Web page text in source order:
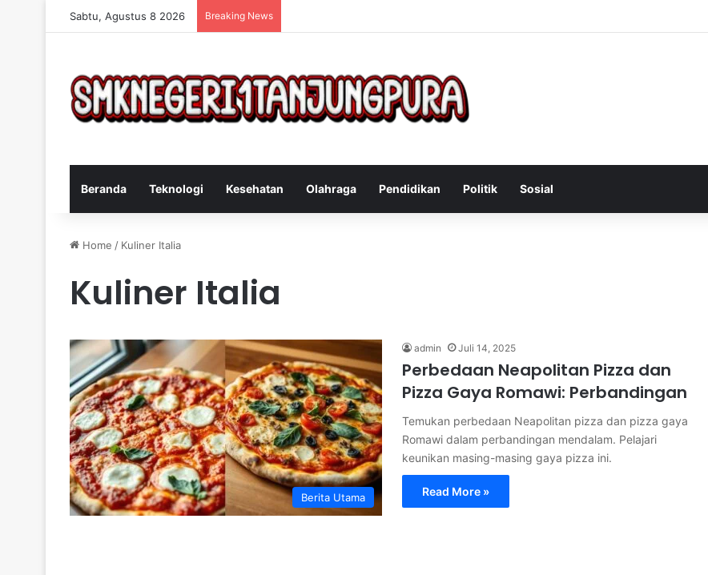
Sabtu, Agustus 8 2026 Breaking News
Beranda Teknologi Kesehatan Olahraga Pendidikan Politik Sosial
Home / Kuliner Italia
Kuliner Italia
Berita Utama
admin Juli 14, 2025
Perbedaan Neapolitan Pizza dan
Pizza Gaya Romawi: Perbandingan
Temukan perbedaan Neapolitan pizza dan pizza gaya
Romawi dalam perbandingan mendalam. Pelajari
keunikan masing-masing gaya pizza ini.
Read More »